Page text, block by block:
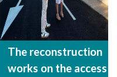
The reconstruction
works on the access